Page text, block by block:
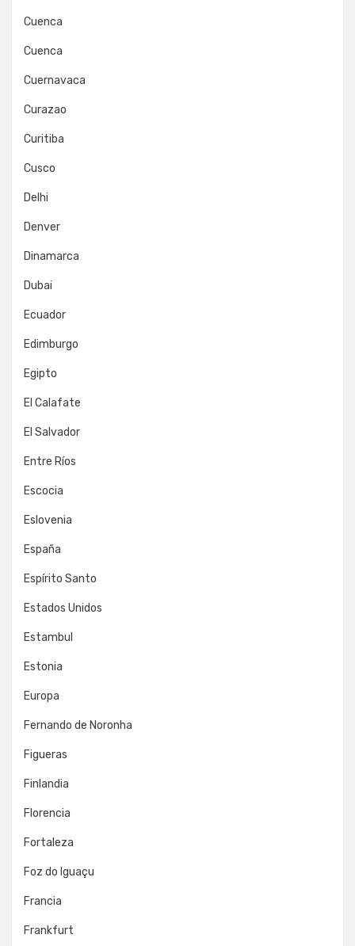
Cuenca
Cuenca
Cuernavaca
Curazao
Curitiba
Cusco
Delhi
Denver
Dinamarca
Dubai
Ecuador
Edimburgo
Egipto
El Calafate
El Salvador
Entre Ríos
Escocia
Eslovenia
España
Espírito Santo
Estados Unidos
Estambul
Estonia
Europa
Fernando de Noronha
Figueras
Finlandia
Florencia
Fortaleza
Foz do Iguaçu
Francia
Frankfurt